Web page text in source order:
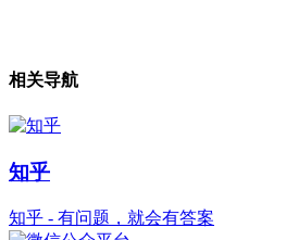
相关导航
知乎
知乎 - 有问题，就会有答案